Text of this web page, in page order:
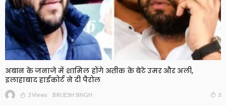
अबान के जनाजे में शामिल होंगे अतीक के बेटे उमर और अली,
इलाहाबाद हाईकोर्ट ने दी पैरोल
3 Views BRIJESH SINGH 3